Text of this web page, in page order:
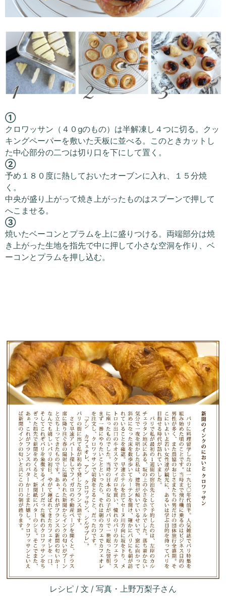
①
クロワッサン（４０gのもの）は半解凍し４つに切る。クッ
キングペーパーを敷いた天板に並べる。このときカットし
た中心部分の二つは切り口を下にして置く。
②
予め１８０度に熱しておいたオーブンに入れ、１５分焼
く。
中央が盛り上がって焼き上がったものはスプーンで押して
へこませる。
③
焼いたベーコンとプラムを上に盛りつける。両端部分は焼
き上がった生地を指先で中に押して小さな空洞を作り、ベ
ーコンとプラムを押し込む。
レシピ / 文 / 写真・上野万梨子さん